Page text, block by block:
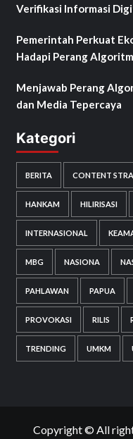
Verifikasi Informasi
Pemerintah Perkuat
Hadapi Perang
Menjawab Perang
dan Media Tepercaya
Kategori
BERITA CONTENT
HANKAM HILIRISASI
INTERNASIONAL
MBG NASIONA
PAHLAWAN PAPUA
PROVOKASI RILIS
TRENDING UMKM
Copyright © All